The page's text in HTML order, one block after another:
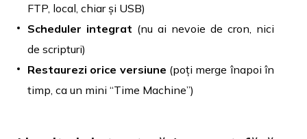
FTP, local, chiar și USB)
Scheduler integrat (nu ai nevoie de cron, nici
de scripturi)
Restaurezi orice versiune (poți merge înapoi în
timp, ca un mini “Time Machine”)